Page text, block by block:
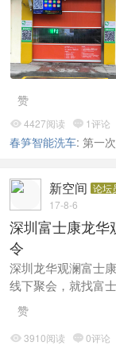
赞
4427阅读  1评论
春笋智能洗车: 第一
新空间 论坛
17-8-6
深圳富士康龙华
令
深圳龙华观澜富士
线下聚会，就找富
赞
3910阅读 0评论